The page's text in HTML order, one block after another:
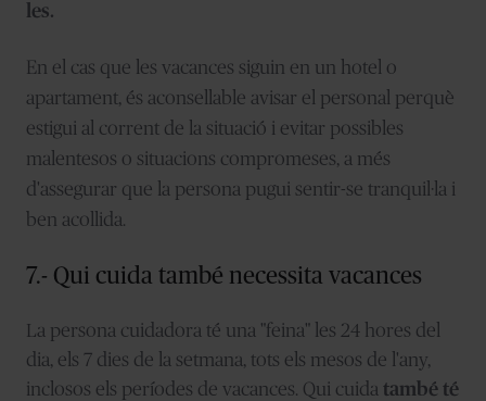
les.
En el cas que les vacances siguin en un hotel o
apartament, és aconsellable avisar el personal perquè
estigui al corrent de la situació i evitar possibles
malentesos o situacions compromeses, a més
d'assegurar que la persona pugui sentir-se tranquil·la i
ben acollida.
7.- Qui cuida també necessita vacances
La persona cuidadora té una "feina" les 24 hores del
dia, els 7 dies de la setmana, tots els mesos de l'any,
inclosos els períodes de vacances. Qui cuida també té